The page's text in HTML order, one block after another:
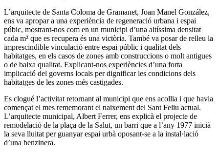
L’arquitecte de Santa Coloma de Gramanet, Joan Manel González,
ens va apropar a una experiència de regeneració urbana i espai
púbic, mostrant-nos com en un municipi d’una altíssima densitat
cada m² que es recupera és una victòria. També va posar de relleu la
imprescindible vinculació entre espai públic i qualitat dels
habitatges, en els casos de zones amb construccions o molt antigues
o de baixa qualitat. Explicant-nos experiències d’una forta
implicació del governs locals per dignificar les condicions dels
habitatges de les zones més castigades.
Es clogué l’activitat retornant al municipi que ens acollia i que havia
començat el mes rememorant el naixement del Sant Feliu actual.
L’arquitecte municipal, Albert Ferrer, ens explicà el projecte de
remodelació de la plaça de la Salut, un barri que a l’any 1977 inicià
la seva lluitat per guanyar espai urbà oposant-se a la instal·lació
d’una benzinera.